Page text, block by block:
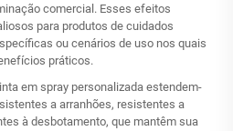
comercial. Esses efeitos
para produtos de cuidados
ou cenários de uso nos quais
práticos.
em spray personalizada estendem-
a arranhões, resistentes a
à desbotamento, que mantêm sua